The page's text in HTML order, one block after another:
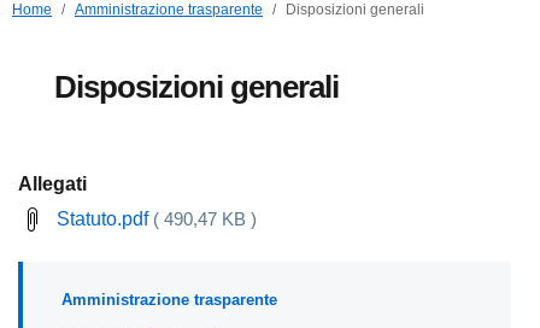
Home Amministrazione trasparente Disposizioni generali
Disposizioni generali
Allegati
Statuto.pdf ( 490,47 KB )
Amministrazione trasparente